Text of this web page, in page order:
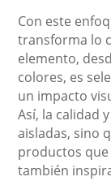
Con este
transforma lo
elemento,
colores, es
un impacto
Así, la calidad
aisladas, sino
productos
también